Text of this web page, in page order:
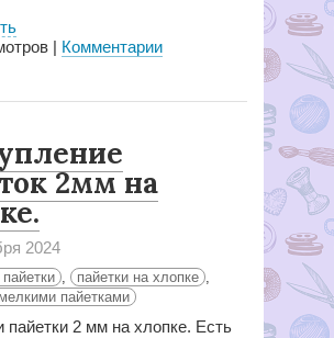
| Комментарии
2мм на
2024
пайетки на хлопке
пайетками
пайетки 2 мм на хлопке. Есть